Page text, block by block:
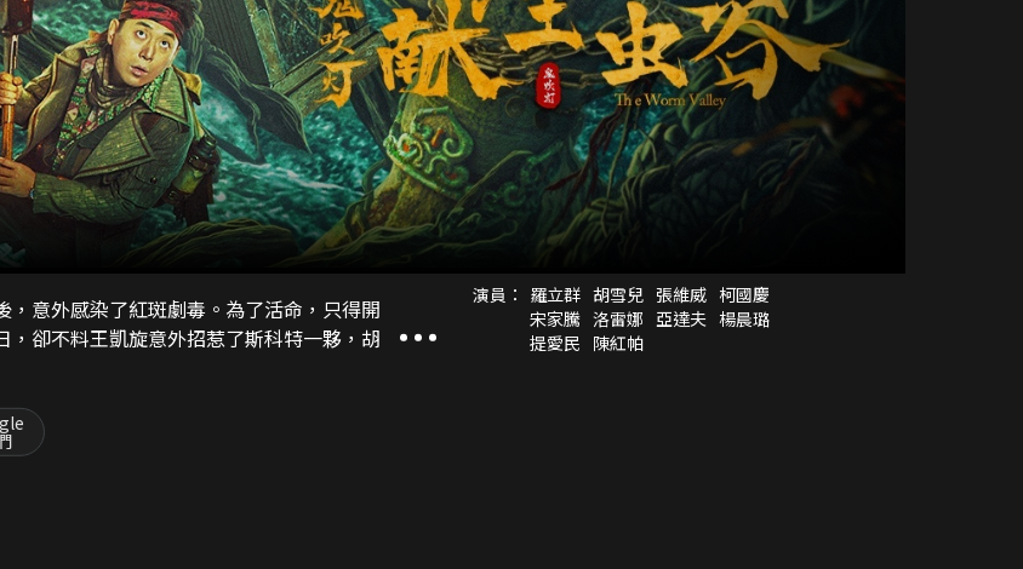
意外感染了紅斑劇毒。為了活命，只得開
卻不料王凱旋意外招惹了斯科特一夥，胡
演員： 羅立群 胡雪兒 張維威 柯國慶
宋家騰 洛雷娜 亞達夫 楊晨璐
提愛民 陳紅帕